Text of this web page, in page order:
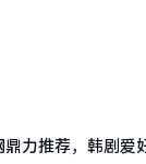
力推荐，韩剧爱